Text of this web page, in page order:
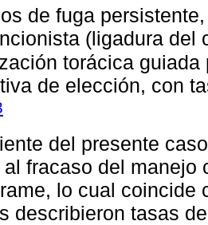
de fuga
(ligadura del
torácica guiada
de elección, con
del presente
al fracaso del manejo
lo cual coincide
describieron tasas